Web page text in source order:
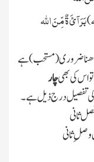
)بَرَآئَ ۃٌ مِّنَ اللّٰہ
(مستحب)ہے
اس کی بھیچار
تفصیل درج ذیل ہے ۔
ثانی
ثانی